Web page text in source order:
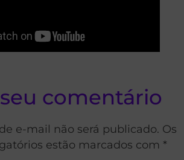
comentário
e-mail não será publicado. Os
estão marcados com *